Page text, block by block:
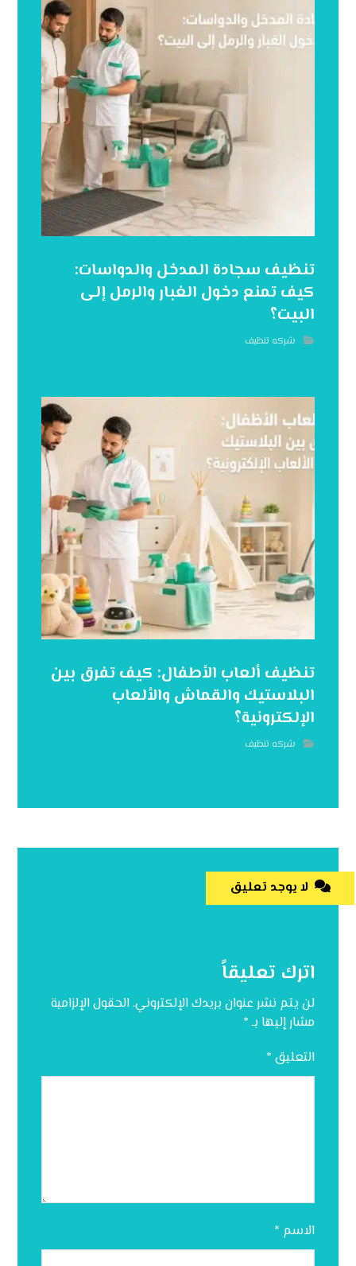
تنظيف سجادة المدخل والدواسات:
كيف تمنع دخول الغبار والرمل إلى
البيت؟
شركه تنظيف
تنظيف ألعاب الأطفال: كيف تفرق بين
البلاستيك والقماش والألعاب
الإلكترونية؟
شركه تنظيف
لا يوجد تعليق
اترك تعليقاً
لن يتم نشر عنوان بريدك الإلكتروني. الحقول الإلزامية
مشار إليها بـ*
التعليق *
الاسم *